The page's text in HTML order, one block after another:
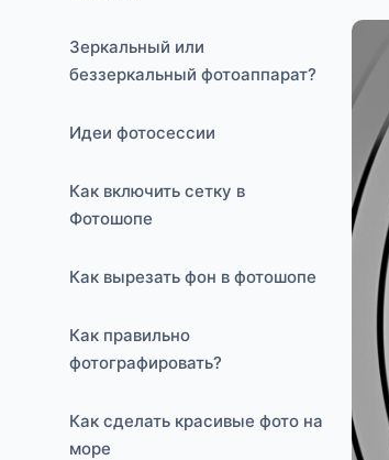
Зеркальный или
беззеркальный фотоаппарат?
Идеи фотосессии
Как включить сетку в
Фотошопе
Как вырезать фон в фотошопе
Как правильно
фотографировать?
Как сделать красивые фото на
море